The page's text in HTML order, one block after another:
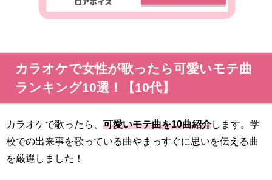
カラオケで女性が歌ったら可愛いモテ曲
ランキング10選！【10代】
カラオケで歌ったら、 可愛いモテ曲を10曲紹介します。学
校での出来事を歌っている曲やまっすぐに思いを伝える曲
を厳選しました！